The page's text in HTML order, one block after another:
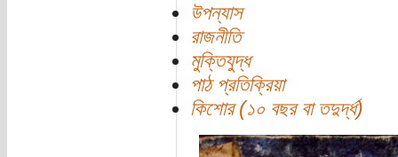
উপন্যাস
রাজনীতি
মুক্তিযুদ্ধ
পাঠ প্রতিক্রিয়া
কিশোর (১০ বছর বা তদুর্দ্ধ)